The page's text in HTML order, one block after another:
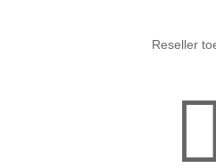
Reseller